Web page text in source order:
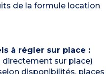
de la formule location
à régler sur place :
directement sur place)
disponibilités,